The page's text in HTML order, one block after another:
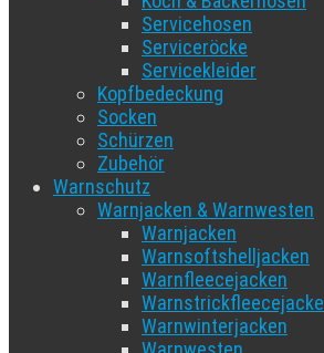
Servicehosen
Serviceröcke
Servicekleider
Kopfbedeckung
Socken
Schürzen
Zubehör
Warnschutz
Warnjacken & Warnwesten
Warnjacken
Warnsoftshelljacken
Warnfleecejacken
Warnwinterjacken